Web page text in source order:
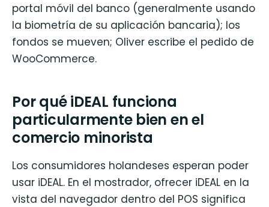
portal móvil del banco (generalmente usando
la biometría de su aplicación bancaria); los
fondos se mueven; Oliver escribe el pedido de
WooCommerce.
Por qué iDEAL funciona
particularmente bien en el
comercio minorista
Los consumidores holandeses esperan poder
usar iDEAL. En el mostrador, ofrecer iDEAL en la
vista del navegador dentro del POS significa